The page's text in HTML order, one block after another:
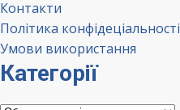
Контакти
Політика конфідеціальності
Умови використання
Категорії